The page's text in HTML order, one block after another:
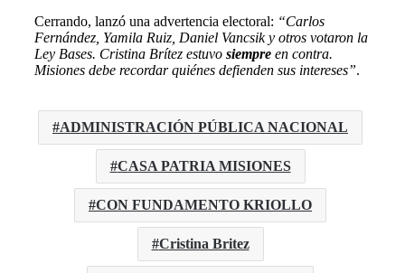
Cerrando, lanzó una advertencia electoral: “Carlos
Fernández, Yamila Ruiz, Daniel Vancsik y otros votaron la
Ley Bases. Cristina Brítez estuvo siempre en contra.
Misiones debe recordar quiénes defienden sus intereses”.
ADMINISTRACIÓN PÚBLICA NACIONAL
CASA PATRIA MISIONES
CON FUNDAMENTO KRIOLLO
Cristina Britez